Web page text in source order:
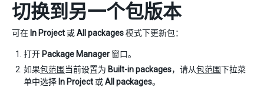
切换到另一个包版本
可在 In Project 或All packages模式下更新包：
打开 Package Manager 窗口。
如果包范围当前设置为 Built-in packages，请从包范围下拉菜
单中选择 In Project 或All packages。